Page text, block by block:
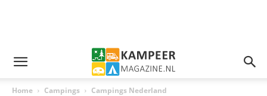
Home Campings Campings Nederland